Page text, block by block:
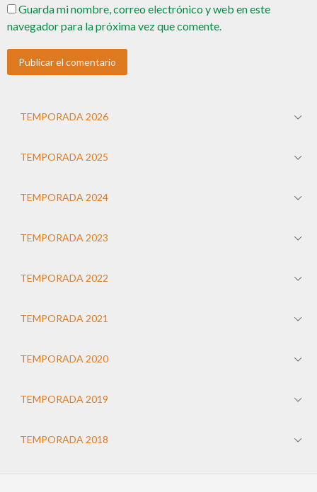
Guarda mi nombre, correo electrónico y web en este
navegador para la próxima vez que comente.
TEMPORADA 2026
TEMPORADA 2025
TEMPORADA 2024
TEMPORADA 2023
TEMPORADA 2022
TEMPORADA 2021
TEMPORADA 2020
TEMPORADA 2019
TEMPORADA 2018